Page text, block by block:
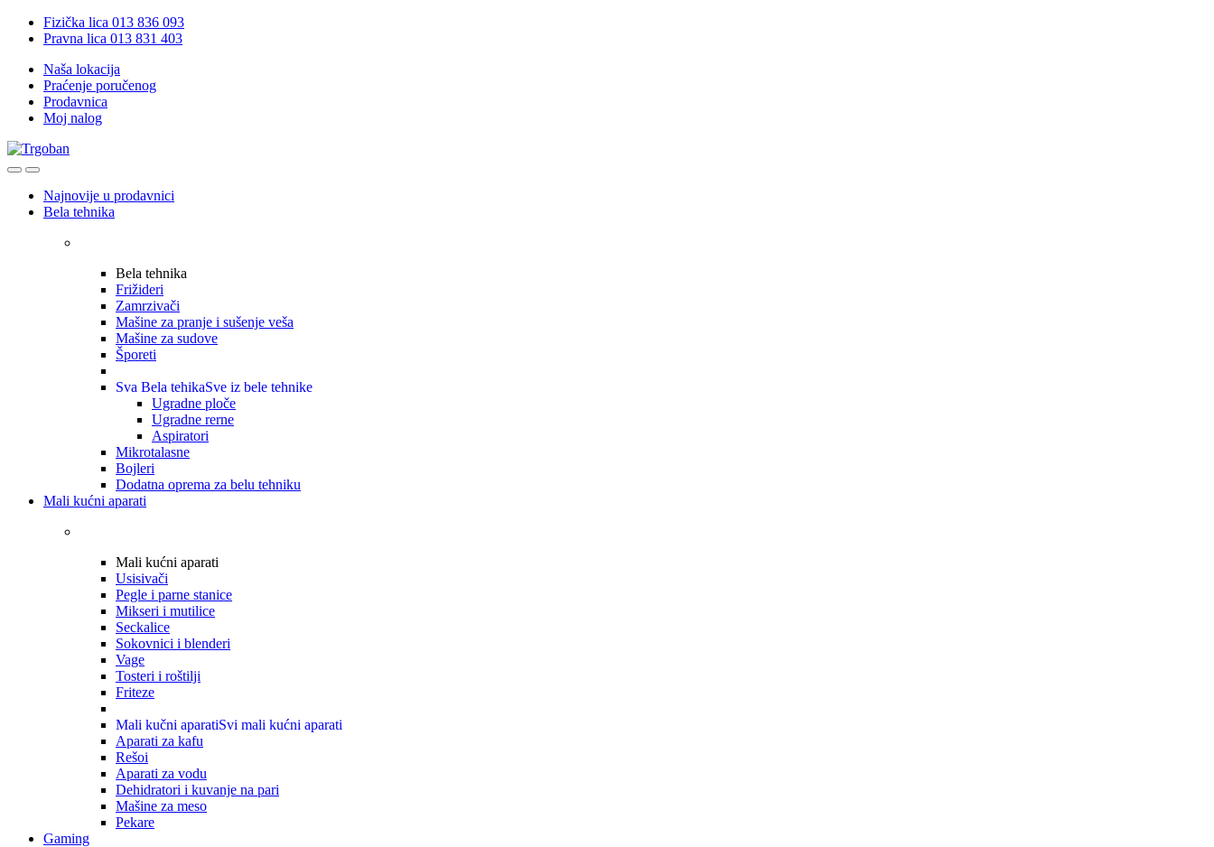
Skip
Skip
Fizička lica 013 836 093
Pravna lica 013 831 403
Naša lokacija
Praćenje poručenog
Prodavnica
Moj nalog
OpenClose
Najnovije u prodavnici
Bela tehnika
Bela tehnika
Frižideri
Zamrzivači
Mašine za pranje i sušenje veša
Mašine za sudove
Šporeti
Sva Bela tehikaSve iz bele tehnike
Ugradne ploče
Ugradne rerne
Aspiratori
Mikrotalasne
Bojleri
Dodatna oprema za belu tehniku
Mali kućni aparati
Mali kućni aparati
Usisivači
Pegle i parne stanice
Mikseri i mutilice
Seckalice
Sokovnici i blenderi
Vage
Tosteri i roštilji
Friteze
Mali kučni aparatiSvi mali kućni aparati
Aparati za kafu
Rešoi
Aparati za vodu
Dehidratori i kuvanje na pari
Mašine za meso
Pekare
Gaming